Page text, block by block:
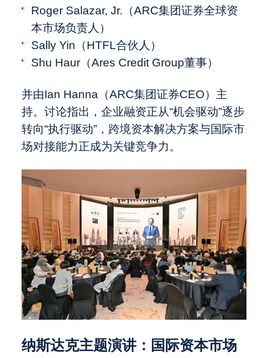
Roger Salazar, Jr.（ARC集团证券全球资
本市场负责人）
Sally Yin（HTFL合伙人）
Shu Haur（Ares Credit Group董事）
并由Ian Hanna（ARC集团证券CEO）主
持。讨论指出，企业融资正从“机会驱动”逐步
转向“执行驱动”，跨境资本解决方案与国际市
场对接能力正成为关键竞争力。
纳斯达克主题演讲：国际资本市场